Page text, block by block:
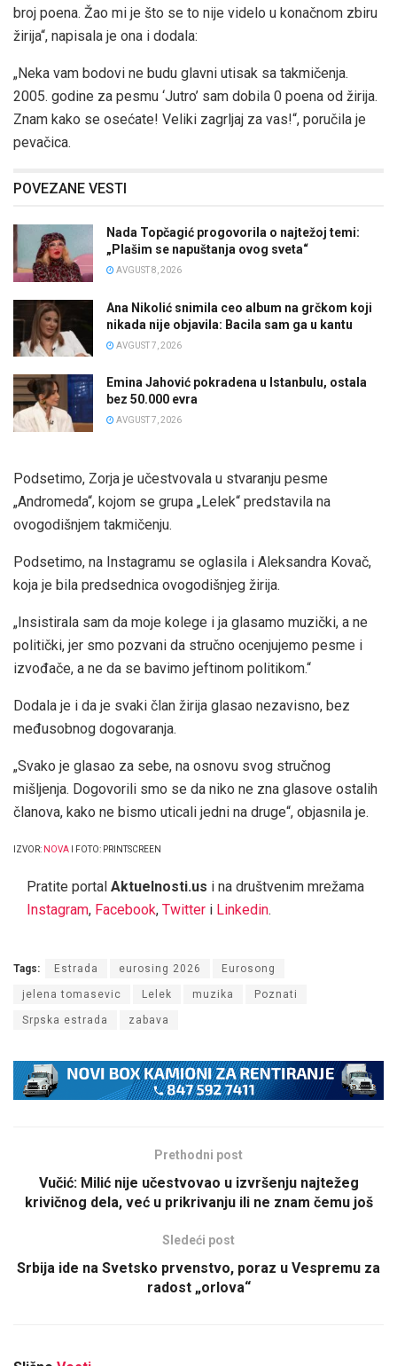
broj poena. Žao mi je što se to nije videlo u konačnom zbiru
žirija“, napisala je ona i dodala:
„Neka vam bodovi ne budu glavni utisak sa takmičenja.
2005. godine za pesmu ‘Jutro’ sam dobila 0 poena od žirija.
Znam kako se osećate! Veliki zagrljaj za vas!“, poručila je
pevačica.
POVEZANE VESTI
Nada Topčagić progovorila o najtežoj temi:
„Plašim se napuštanja ovog sveta“
AVGUST 8, 2026
Ana Nikolić snimila ceo album na grčkom koji
nikada nije objavila: Bacila sam ga u kantu
AVGUST 7, 2026
Emina Jahović pokradena u Istanbulu, ostala
bez 50.000 evra
AVGUST 7, 2026
Podsetimo, Zorja je učestvovala u stvaranju pesme
„Andromeda“, kojom se grupa „Lelek“ predstavila na
ovogodišnjem takmičenju.
Podsetimo, na Instagramu se oglasila i Aleksandra Kovač,
koja je bila predsednica ovogodišnjeg žirija.
„Insistirala sam da moje kolege i ja glasamo muzički, a ne
politički, jer smo pozvani da stručno ocenjujemo pesme i
izvođače, a ne da se bavimo jeftinom politikom.“
Dodala je i da je svaki član žirija glasao nezavisno, bez
međusobnog dogovaranja.
„Svako je glasao za sebe, na osnovu svog stručnog
mišljenja. Dogovorili smo se da niko ne zna glasove ostalih
članova, kako ne bismo uticali jedni na druge“, objasnila je.
IZVOR: NOVA I FOTO: PRINTSCREEN
Pratite portal Aktuelnosti.us i na društvenim mrežama
Instagram, Facebook, Twitter i Linkedin.
Tags: Estrada eurosing 2026 Eurosong
jelena tomasevic Lelek muzika Poznati
Srpska estrada zabava
Prethodni post
Vučić: Milić nije učestvovao u izvršenju najtežeg
krivičnog dela, već u prikrivanju ili ne znam čemu još
Sledeći post
Srbija ide na Svetsko prvenstvo, poraz u Vespremu za
radost „orlova“